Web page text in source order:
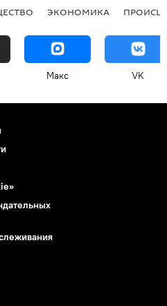
ЭКОНОМИКА
Макс VK